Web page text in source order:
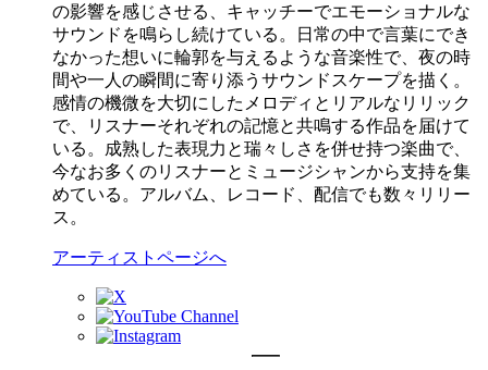
の影響を感じさせる、キャッチーでエモーショナルな
サウンドを鳴らし続けている。日常の中で言葉にでき
なかった想いに輪郭を与えるような音楽性で、夜の時
間や一人の瞬間に寄り添うサウンドスケープを描く。
感情の機微を大切にしたメロディとリアルなリリック
で、リスナーそれぞれの記憶と共鳴する作品を届けて
いる。成熟した表現力と瑞々しさを併せ持つ楽曲で、
今なお多くのリスナーとミュージシャンから支持を集
めている。アルバム、レコード、配信でも数々リリー
ス。
アーティストページへ